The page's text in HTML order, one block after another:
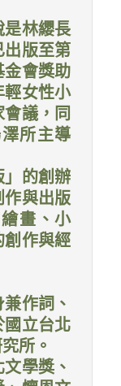
是林纓長
版至第
會獎助
女性小
議，同
所主導
的創辦
與出版
畫、小
作與經
作詞、
立台北
所。
學獎、